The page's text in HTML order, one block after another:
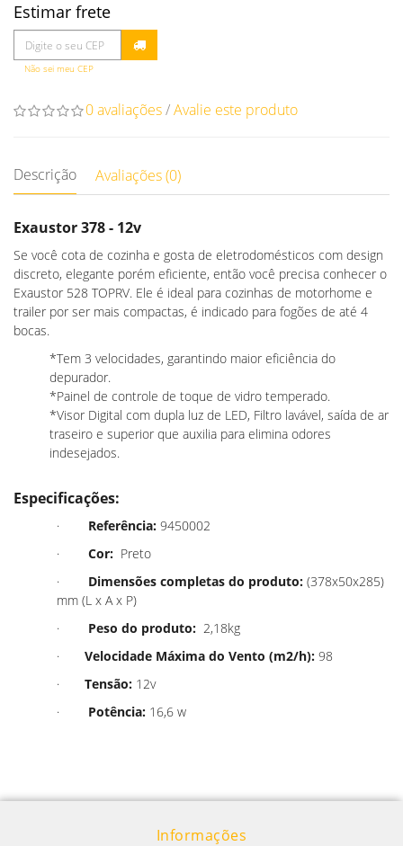
Estimar frete
Não sei meu CEP
0 avaliações/Avalie este produto
Descrição Avaliações (0)
Exaustor 378 - 12v
Se você cota de cozinha e gosta de eletrodomésticos com design
discreto, elegante porém eficiente, então você precisa conhecer o
Exaustor 528 TOPRV. Ele é ideal para cozinhas de motorhome e
trailer por ser mais compactas, é indicado para fogões de até 4
bocas.
*Tem 3 velocidades, garantindo maior eficiência do
depurador.
*Painel de controle de toque de vidro temperado.
*Visor Digital com dupla luz de LED, Filtro lavável, saída de ar
traseiro e superior que auxilia para elimina odores
indesejados.
Especificações:
· Referência: 9450002
·
Cor: Preto
·
Dimensões completas do produto: (378x50x285)
mm (L x A x P)
·
Peso do produto: 2,18kg
·
Velocidade Máxima do Vento (m2/h): 98
·
Tensão: 12v
·
Potência: 16,6 w
Informações